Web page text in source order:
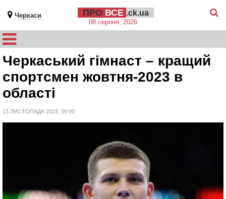
Черкаси ПРО ВСЕ .ck.ua
08 серпня, 2026
Черкаський гімнаст – кращий
спортсмен жовтня-2023 в
області
13 ЛИСТОПАДА 2023, 09:00